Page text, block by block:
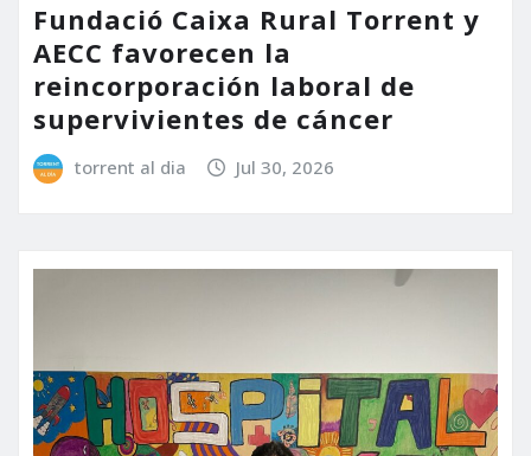
Fundació Caixa Rural Torrent y
AECC favorecen la
reincorporación laboral de
supervivientes de cáncer
torrent al dia Jul 30, 2026